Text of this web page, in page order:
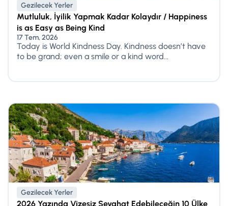
Gezilecek Yerler
Mutluluk, İyilik Yapmak Kadar Kolaydır / Happiness
is as Easy as Being Kind
17 Tem, 2026
Today is World Kindness Day. Kindness doesn’t have
to be grand; even a smile or a kind word...
Gezilecek Yerler
2026 Yazında Vizesiz Seyahat Edebileceğin 10 Ülke